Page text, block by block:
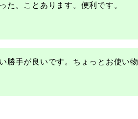
た。ことあります。便利です。
勝手が良いです。ちょっとお使い物